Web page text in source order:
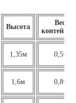
Высота
Вес
1,35м 0,5т
1,6м 0,8т